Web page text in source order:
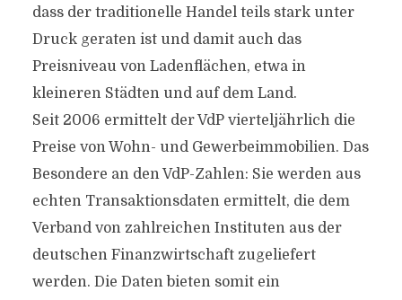
dass der traditionelle Handel teils stark unter
Druck geraten ist und damit auch das
Preisniveau von Ladenflächen, etwa in
kleineren Städten und auf dem Land.
Seit 2006 ermittelt der VdP vierteljährlich die
Preise von Wohn- und Gewerbeimmobilien. Das
Besondere an den VdP-Zahlen: Sie werden aus
echten Transaktionsdaten ermittelt, die dem
Verband von zahlreichen Instituten aus der
deutschen Finanzwirtschaft zugeliefert
werden. Die Daten bieten somit ein